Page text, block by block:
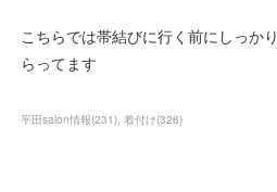
こちらでは帯結びに行く前にしっか
らってます
平田salon情報(231) 着付け(326)